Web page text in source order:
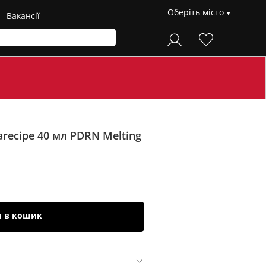
Вакансії Оберіть місто
40 мл PDRN Melting
в кошик